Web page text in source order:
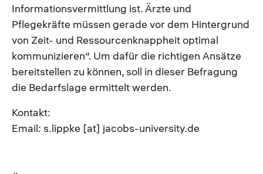
Informationsvermittlung ist. Ärzte und
Pflegekräfte müssen gerade vor dem Hintergrund
von Zeit- und Ressourcenknappheit optimal
kommunizieren“. Um dafür die richtigen Ansätze
bereitstellen zu können, soll in dieser Befragung
die Bedarfslage ermittelt werden.
Kontakt:
Email: s.lippke [at] jacobs-university.de